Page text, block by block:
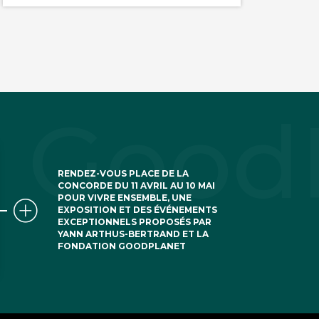
RENDEZ-VOUS PLACE DE LA
CONCORDE DU 11 AVRIL AU 10 MAI
POUR VIVRE ENSEMBLE, UNE
EXPOSITION ET DES ÉVÉNEMENTS
EXCEPTIONNELS PROPOSÉS PAR
YANN ARTHUS-BERTRAND ET LA
FONDATION GOODPLANET